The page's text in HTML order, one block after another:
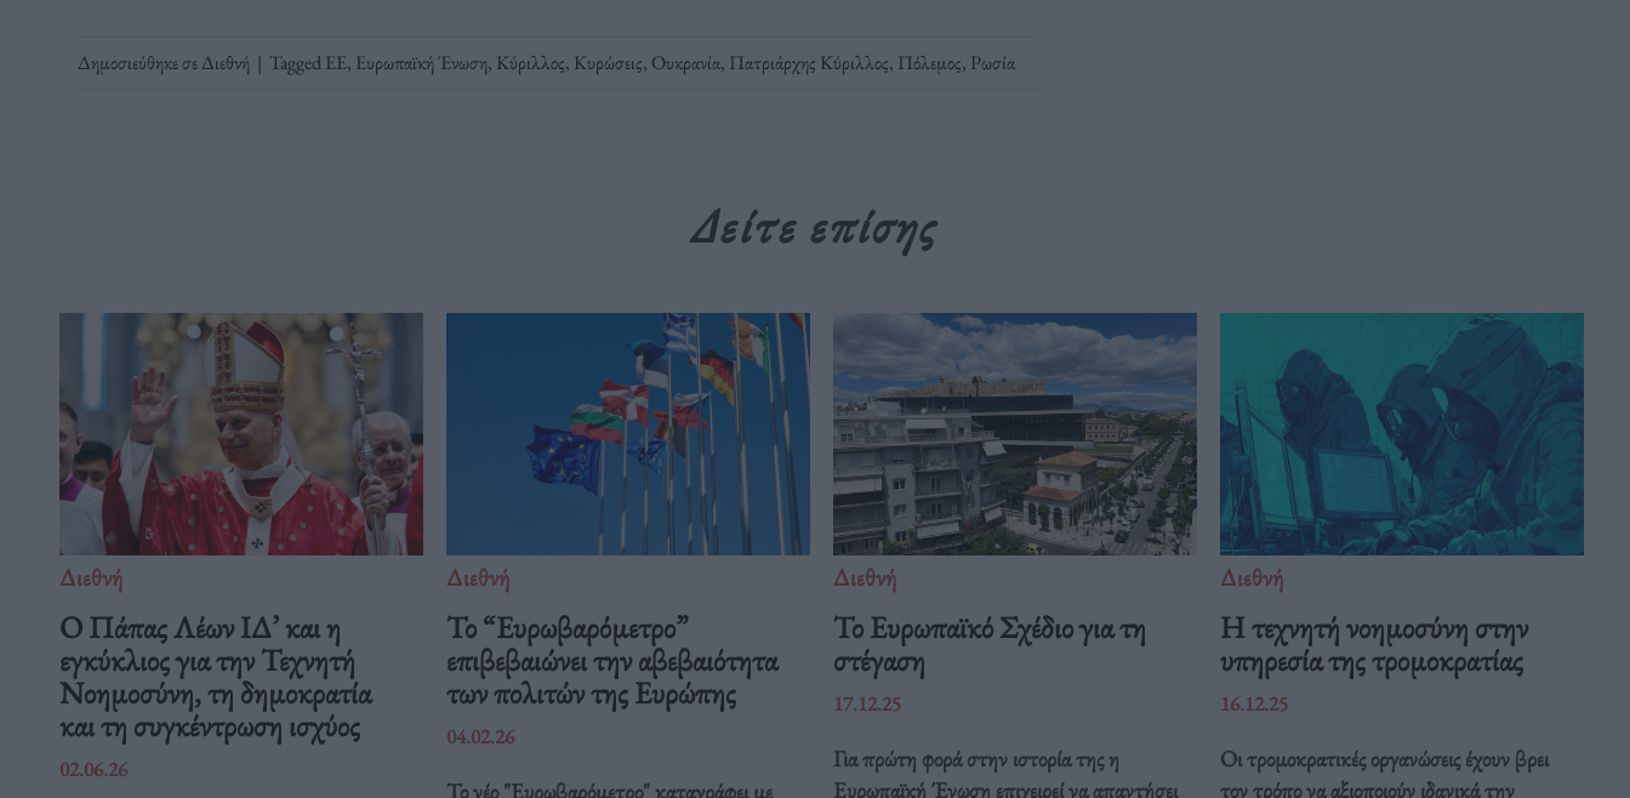
Δημοσιεύθηκε σεΔιεθνή | TaggedΕΕ, Ευρωπαϊκή Ένωση, Κύριλλος, Κυρώσεις, Ουκρανία, Πατριάρχης Κύριλλος, Πόλεμος, Ρωσία
Δείτε επίσης
Διεθνή
Ο Πάπας Λέων ΙΔ’ και η
εγκύκλιος για την Τεχνητή
Νοημοσύνη, τη δημοκρατία
και τη συγκέντρωση ισχύος
02.06.26
Διεθνή
Το “Ευρωβαρόμετρο”
επιβεβαιώνει την αβεβαιότητα
των πολιτών της Ευρώπης
04.02.26
Το νέο "Ευρωβαρόμετρο" καταγράφει με
Διεθνή
Το Ευρωπαϊκό Σχέδιο για τη
στέγαση
17.12.25
Για πρώτη φορά στην ιστορία της η
Ευρωπαϊκή Ένωση επιχειρεί να απαντήσει
Διεθνή
Η τεχνητή νοημοσύνη στην
υπηρεσία της τρομοκρατίας
16.12.25
Οι τρομοκρατικές οργανώσεις έχουν βρει
τον τρόπο να αξιοποιούν ιδανικά την